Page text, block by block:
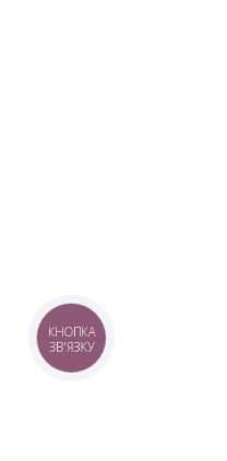
КНОПКА
ЗВ'ЯЗКУ